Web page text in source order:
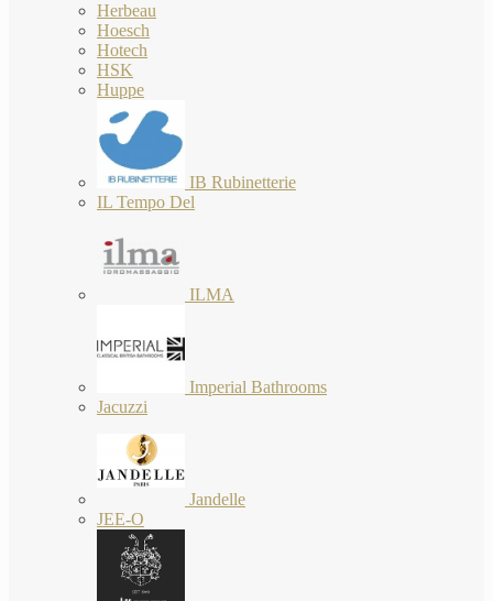
Herbeau
Hoesch
Hotech
HSK
Huppe
IB Rubinetterie
IL Tempo Del
ILMA
Imperial Bathrooms
Jacuzzi
Jandelle
JEE-O